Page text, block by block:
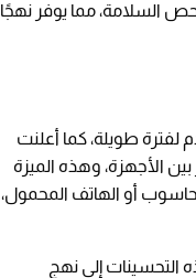
السلامة، مما يوفر نهجًا
طويلة، كما أعلنت
الأجهزة، وهذه الميزة
أو الهاتف المحمول،
التحسينات إلى نهج